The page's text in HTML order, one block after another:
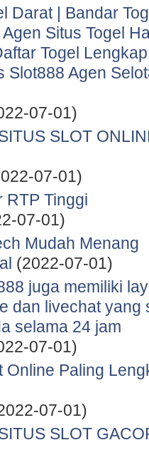
Darat | Bandar
Situs Togel
Togel
Slot888 Agen
07-01)
SLOT
07-01)
RTP Tinggi
07-01)
Mudah Menang
(2022-07-01)
juga memiliki
dan livechat yang
selama 24 jam
07-01)
Online Paling
07-01)
SLOT